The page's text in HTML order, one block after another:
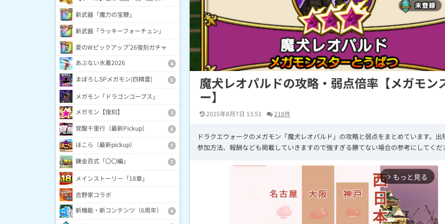
魔犬レオパルドの攻略・弱点倍率【メガモン
ー】
2025年8月7日 13:51 218件
ドラクエウォークのメガモン「魔犬レオパルド」の攻略と弱点をまとめています。出
参加方法、報酬なども掲載していきますので強すぎる勝てない場合の参考にしてくだ
arrow_forward_ios もっと見る
新武器「魔力の宝鞭」
新武器「ラッキーフォーチュン」
夏のWピックアップ'26復刻ガチャ
あぶない水着2026
4
まぼろしSPメガモン(四精霊) 6
メガモン「ドラゴンコープス」
メガモン【復刻】
3
覚醒千里行（最新Pickup） 8
ほこら（最新pickup） 7
錬金百式「〇〇編」 7
メインストーリー「18章」
吉野家コラボ
新機能・新コンテンツ（6周年）
4